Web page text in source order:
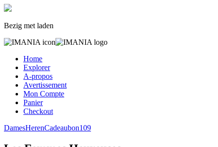
Bezig met laden
Home
Explorer
A-propos
Avertissement
Mon Compte
Panier
Checkout
DamesHerenCadeaubon109